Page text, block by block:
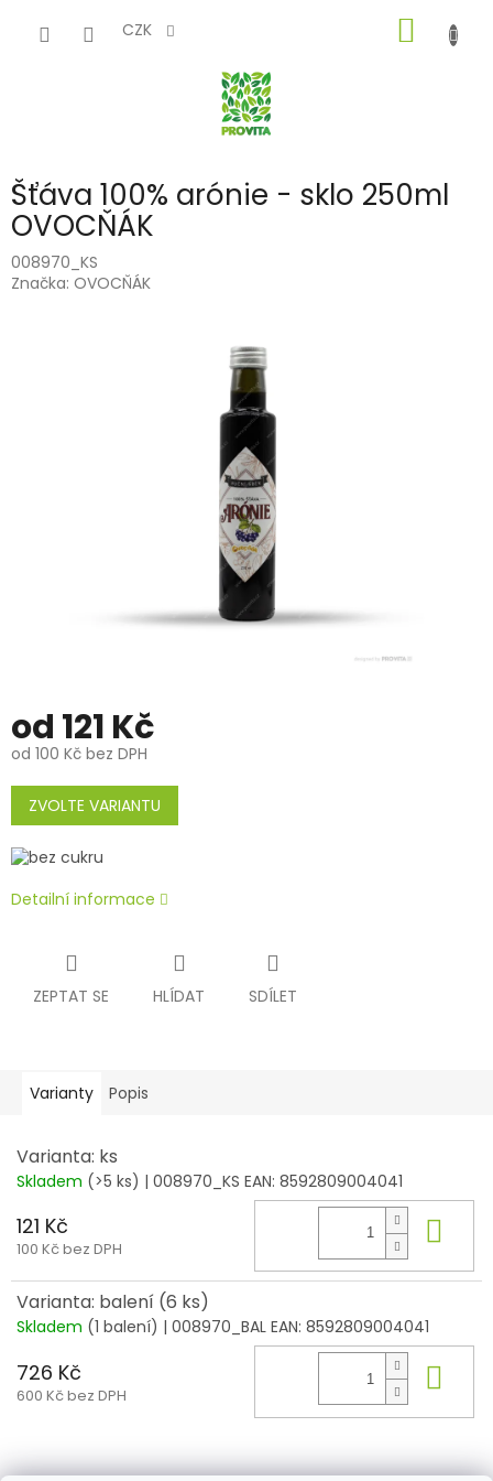
CZK
KOŠÍK
Šťáva 100% arónie - sklo 250ml
OVOCŇÁK
008970_KS
Značka: OVOCŇÁK
od 121 Kč
od 100 Kč bez DPH
Měrná
cena:
ZVOLTE VARIANTU
Detailní informace
ZEPTAT SE HLÍDAT SDÍLET
Varianty Popis
Varianta: ks
Skladem (>5 ks) | 008970_KS EAN: 8592809004041
121 Kč
100 Kč bez DPH
Varianta: balení (6 ks)
Skladem (1 balení) | 008970_BAL EAN: 8592809004041
726 Kč
600 Kč bez DPH